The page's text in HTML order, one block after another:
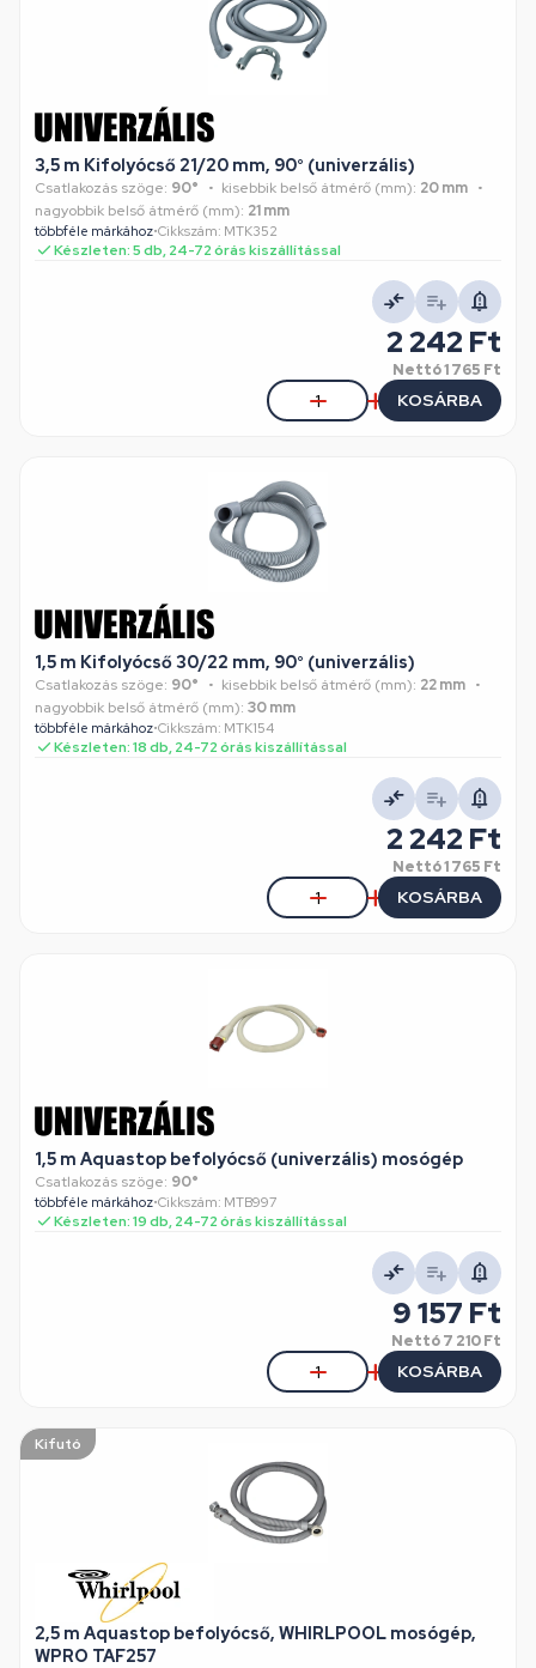
3,5 m Kifolyócső 21/20 mm, 90° (univerzális)
Csatlakozás szöge: 90° kisebbik belső átmérő (mm): 20 mm
nagyobbik belső átmérő (mm): 21 mm
többféle márkához•Cikkszám: MTK352
Készleten: 5 db, 24-72 órás kiszállítással
2 242 Ft
Nettó1 765 Ft
KOSÁRBA
1,5 m Kifolyócső 30/22 mm, 90° (univerzális)
Csatlakozás szöge: 90° kisebbik belső átmérő (mm): 22 mm
nagyobbik belső átmérő (mm): 30 mm
többféle márkához•Cikkszám: MTK154
Készleten: 18 db, 24-72 órás kiszállítással
2 242 Ft
Nettó1 765 Ft
KOSÁRBA
1,5 m Aquastop befolyócső (univerzális) mosógép
Csatlakozás szöge: 90°
többféle márkához•Cikkszám: MTB997
Készleten: 19 db, 24-72 órás kiszállítással
9 157 Ft
Nettó7 210 Ft
KOSÁRBA
Kifutó
2,5 m Aquastop befolyócső, WHIRLPOOL mosógép,
WPRO TAF257